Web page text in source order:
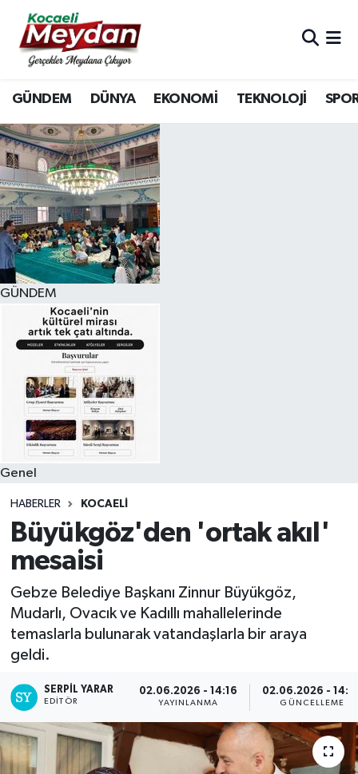
GÜNDEM DÜNYA EKONOMİ TEKNOLOJİ
GÜNDEM
Genel
HABERLER KOCAELI
Büyükgöz'den 'ortak akıl'
mesaisi
Gebze Belediye Başkanı Zinnur Büyükgöz,
Mudarlı, Ovacık ve Kadıllı mahallelerinde
temaslarla bulunarak vatandaşlarla bir araya
geldi.
SERPİL YARAR
EDITÖR
02.06.2026 - 14:16
YAYINLANMA
02.06.2026 -
GÜNCELLEME
Nöbetçi Eczaneler
Hava Durumu
Trafik Durumu
Süper Lig Puan Durumu ve Fikstür
Tüm Manşetler
Son Dakika Haberleri
Haber Arşivi